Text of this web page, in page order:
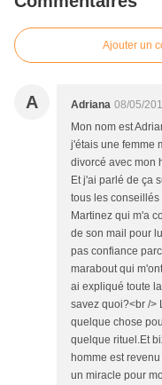
Ajouter un
A Adriana 08/05/
Mon nom est
j'étais une femme
divorcé avec mon
Et j'ai parlé de ça
tous les
Martinez qui m'a
de son mail pour
pas confiance
marabout qui
ai expliqué toute
savez quoi?<br />
quelque chose
quelque rituel.Et
homme est
un miracle pour